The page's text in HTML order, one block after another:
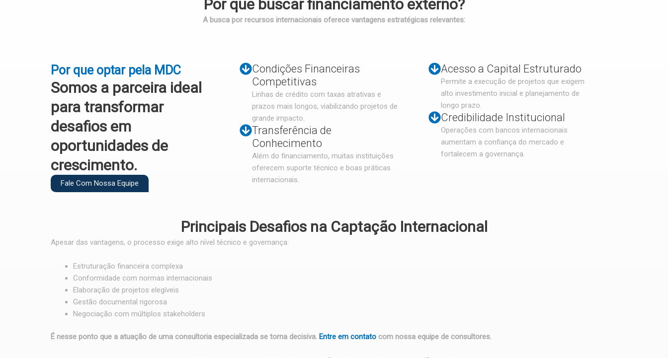
Por que buscar financiamento externo?
A busca por recursos internacionais oferece vantagens estratégicas relevantes:
Por que optar pela MDC
Somos a parceira ideal
para transformar
desafios em
oportunidades de
crescimento.
Fale Com Nossa Equipe
Condições Financeiras
Competitivas
Linhas de crédito com taxas atrativas e
prazos mais longos, viabilizando projetos de
grande impacto.
Transferência de
Conhecimento
Além do financiamento, muitas instituições
oferecem suporte técnico e boas práticas
internacionais.
Acesso a Capital Estruturado
Permite a execução de projetos que exigem
alto investimento inicial e planejamento de
longo prazo.
Credibilidade Institucional
Operações com bancos internacionais
aumentam a confiança do mercado e
fortalecem a governança.
Principais Desafios na Captação Internacional
Apesar das vantagens, o processo exige alto nível técnico e governança:
Estruturação financeira complexa
Conformidade com normas internacionais
Elaboração de projetos elegíveis
Gestão documental rigorosa
Negociação com múltiplos stakeholders
É nesse ponto que a atuação de uma consultoria especializada se torna decisiva. Entre em contato com nossa equipe de consultores.